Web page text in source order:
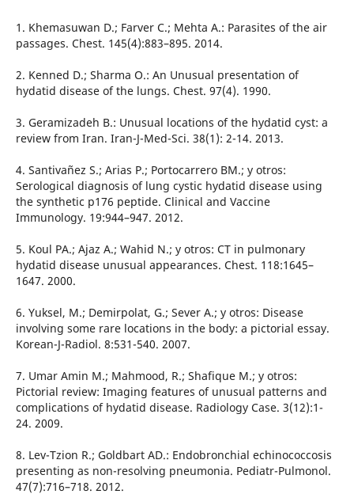
1. Khemasuwan D.; Farver C.; Mehta A.: Parasites of the air
passages. Chest. 145(4):883–895. 2014.
2. Kenned D.; Sharma O.: An Unusual presentation of
hydatid disease of the lungs. Chest. 97(4). 1990.
3. Geramizadeh B.: Unusual locations of the hydatid cyst: a
review from Iran. Iran-J-Med-Sci. 38(1): 2-14. 2013.
4. Santivañez S.; Arias P.; Portocarrero BM.; y otros:
Serological diagnosis of lung cystic hydatid disease using
the synthetic p176 peptide. Clinical and Vaccine
Immunology. 19:944–947. 2012.
5. Koul PA.; Ajaz A.; Wahid N.; y otros: CT in pulmonary
hydatid disease unusual appearances. Chest. 118:1645–
1647. 2000.
6. Yuksel, M.; Demirpolat, G.; Sever A.; y otros: Disease
involving some rare locations in the body: a pictorial essay.
Korean-J-Radiol. 8:531-540. 2007.
7. Umar Amin M.; Mahmood, R.; Shafique M.; y otros:
Pictorial review: Imaging features of unusual patterns and
complications of hydatid disease. Radiology Case. 3(12):1-
24. 2009.
8. Lev-Tzion R.; Goldbart AD.: Endobronchial echinococcosis
presenting as non-resolving pneumonia. Pediatr-Pulmonol.
47(7):716–718. 2012.